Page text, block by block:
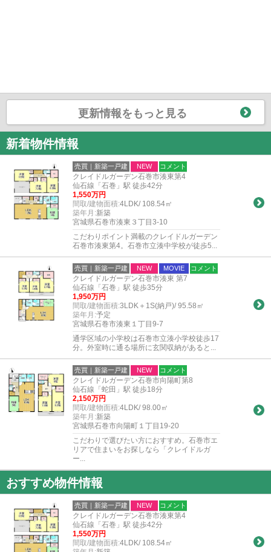
更新情報をもっと見る
新着物件情報
売買｜新築一戸建 NEW コメント
クレイドルガーデン石巻市湊東第4
仙石線「石巻」駅 徒歩42分
1,550万円
間取/建物面積:4LDK/ 108.54㎡
築年月:新築
宮城県石巻市湊東３丁目3-10
こだわりポイント満載のクレイドルガーデン
石巻市湊東第4。石巻市立湊中学校が徒歩5...
売買｜新築一戸建 NEW MOVIE コメント
クレイドルガーデン石巻市湊東 第7
仙石線「石巻」駅 徒歩35分
1,950万円
間取/建物面積:3LDK＋1S(納戸)/ 95.58㎡
築年月:予定
宮城県石巻市湊東１丁目9-7
通学区域の小学校は石巻市立湊小学校徒歩17
分。外室時に通る場所に玄関収納があると...
売買｜新築一戸建 NEW コメント
クレイドルガーデン石巻市向陽町第8
仙石線「蛇田」駅 徒歩18分
2,150万円
間取/建物面積:4LDK/ 98.00㎡
築年月:新築
宮城県石巻市向陽町１丁目19-20
こだわりで選びたい方におすすめ。石巻市エ
リアで住まいをお探しなら「クレイドルガ
ー...
おすすめ物件情報
売買｜新築一戸建 NEW コメント
クレイドルガーデン石巻市湊東第4
仙石線「石巻」駅 徒歩42分
1,550万円
間取/建物面積:4LDK/ 108.54㎡